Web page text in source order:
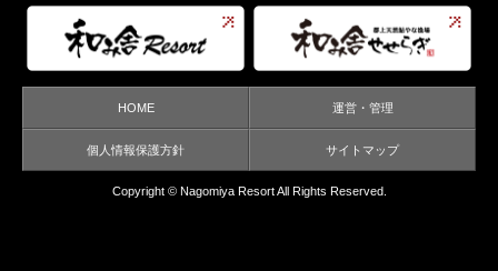
HOME 運営・管理
個人情報保護方針 サイトマップ
Copyright © Nagomiya ResortAll Rights Reserved.